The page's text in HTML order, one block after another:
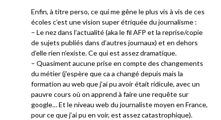
Enfin, à titre perso, ce qui me gêne le plus vis à vis de ces
écoles c’est une vision super étriquée du journalisme :
– Le nez dans l’actualité (aka le fil AFP et la reprise/copie
de sujets publiés dans d’autres journaux) et en dehors
d’elle rien n’existe. Ce qui est assez dramatique.
– Quasiment aucune prise en compte des changements
du métier (j’espère que ca a changé depuis mais la
formation au web que j’ai pu avoir était ridicule, avec un
pauvre cours où on apprend à faire une requête sur
google… Et le niveau web du journaliste moyen en France,
pour ce que j’ai pu en voir, est assez catastrophique).